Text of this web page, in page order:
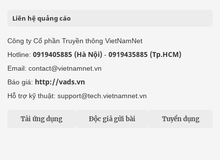
Liên hệ quảng cáo
Công ty Cổ phần Truyền thông VietNamNet
Hotline: 0919405885 (Hà Nội) - 0919435885 (Tp.HCM)
Email: contact@vietnamnet.vn
Báo giá: http://vads.vn
Hỗ trợ kỹ thuật: support@tech.vietnamnet.vn
Tải ứng dụng Độc giả gửi bài Tuyển dụng